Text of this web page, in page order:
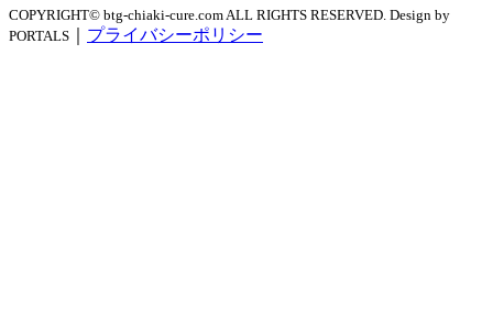
COPYRIGHT© btg-chiaki-cure.com ALL RIGHTS RESERVED. Design by
PORTALS
プライバシーポリシー